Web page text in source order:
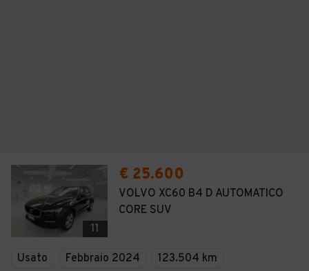
11
€ 25.600
VOLVO XC60 B4 D AUTOMATICO
CORE SUV
Usato Febbraio 2024
123.504 km